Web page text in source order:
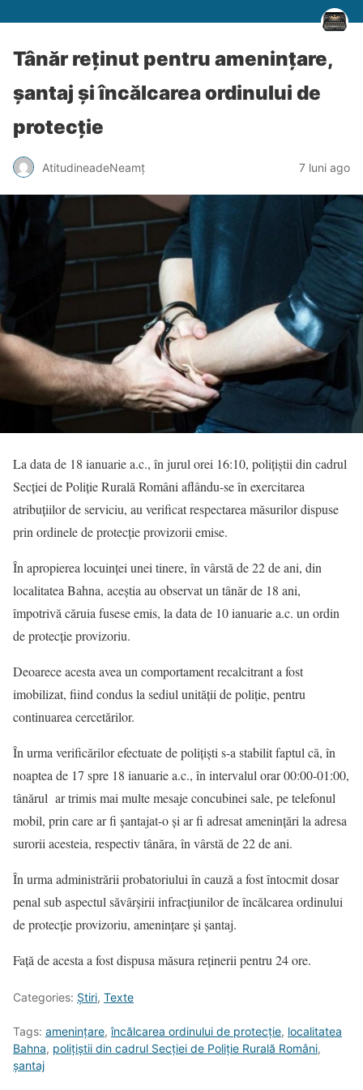
Tânăr reținut pentru amenințare,
șantaj și încălcarea ordinului de
protecție
AtitudineadeNeamț 7 luni ago
La data de 18 ianuarie a.c., în jurul orei 16:10, polițiștii din cadrul
Secției de Poliție Rurală Români aflându-se în exercitarea
atribuțiilor de serviciu, au verificat respectarea măsurilor dispuse
prin ordinele de protecție provizorii emise.
În apropierea locuinței unei tinere, în vârstă de 22 de ani, din
localitatea Bahna, aceștia au observat un tânăr de 18 ani,
împotrivă căruia fusese emis, la data de 10 ianuarie a.c. un ordin
de protecție provizoriu.
Deoarece acesta avea un comportament recalcitrant a fost
imobilizat, fiind condus la sediul unității de poliție, pentru
continuarea cercetărilor.
În urma verificărilor efectuate de polițiști s-a stabilit faptul că, în
noaptea de 17 spre 18 ianuarie a.c., în intervalul orar 00:00-01:00,
tânărul ar trimis mai multe mesaje concubinei sale, pe telefonul
mobil, prin care ar fi șantajat-o și ar fi adresat amenințări la adresa
surorii acesteia, respectiv tânăra, în vârstă de 22 de ani.
În urma administrării probatoriului în cauză a fost întocmit dosar
penal sub aspectul săvârșirii infracțiunilor de încălcarea ordinului
de protecție provizoriu, amenințare și șantaj.
Față de acesta a fost dispusa măsura reținerii pentru 24 ore.
Categories: Știri, Texte
Tags: amenințare,încălcarea ordinului de protecție, localitatea
Bahna, polițiștii din cadrul Secției de Poliție Rurală Români,
șantaj